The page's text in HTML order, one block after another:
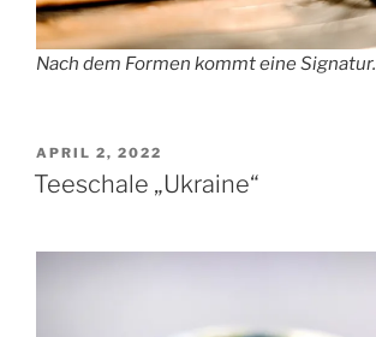
Nach dem Formen kommt eine Signatur.
VERÖFFENTLICHT
AM
APRIL 2, 2022
Teeschale „Ukraine“